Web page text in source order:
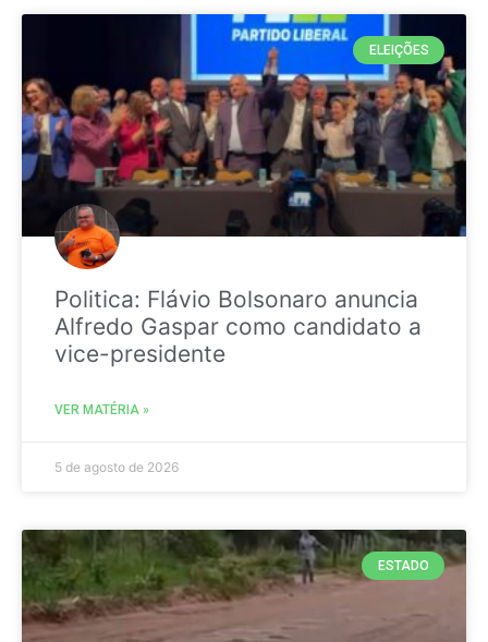
ELEIÇÕES
Politica: Flávio Bolsonaro anuncia
Alfredo Gaspar como candidato a
vice-presidente
VER MATÉRIA »
5 de agosto de 2026
ESTADO